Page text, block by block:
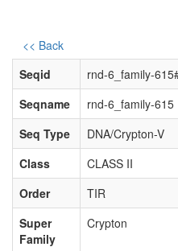
<< Back
Seqid
rnd-6_family-
Seqname
rnd-6_family-615
Seq Type
DNA/Crypton-V
Class
CLASS II
Order
TIR
Super
Family
Crypton